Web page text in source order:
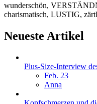
wunderschön,
charismatisch, LUSTIG,
Neueste Artikel
Plus-Size-Interview
Feb. 23
Anna